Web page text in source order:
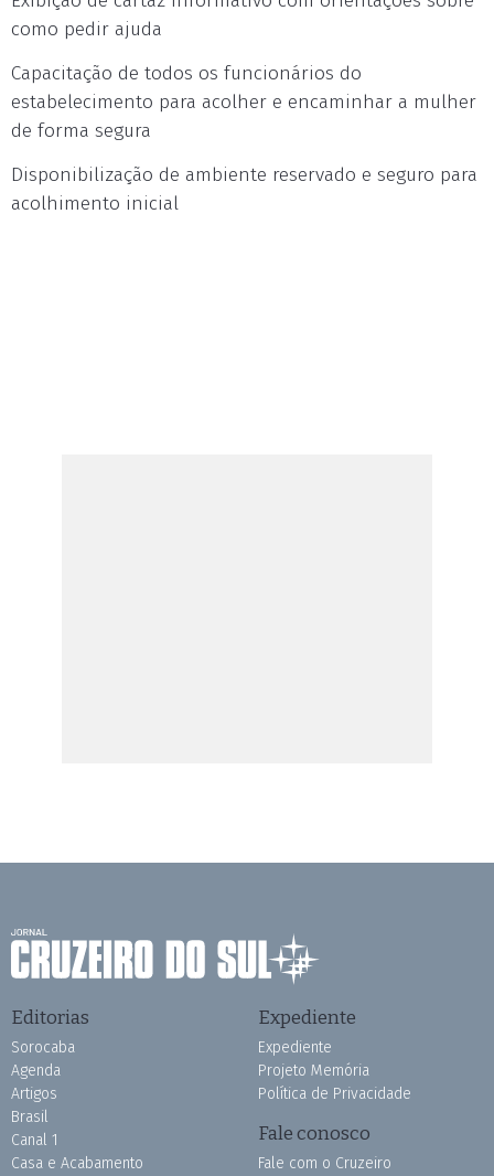
como pedir ajuda
Capacitação de todos os funcionários do
estabelecimento para acolher e encaminhar a mulher
de forma segura
Disponibilização de ambiente reservado e seguro para
acolhimento inicial
Editorias
Sorocaba
Agenda
Artigos
Brasil
Canal 1
Casa e Acabamento
Expediente
Expediente
Projeto Memória
Política de Privacidade
Fale conosco
Fale com o Cruzeiro